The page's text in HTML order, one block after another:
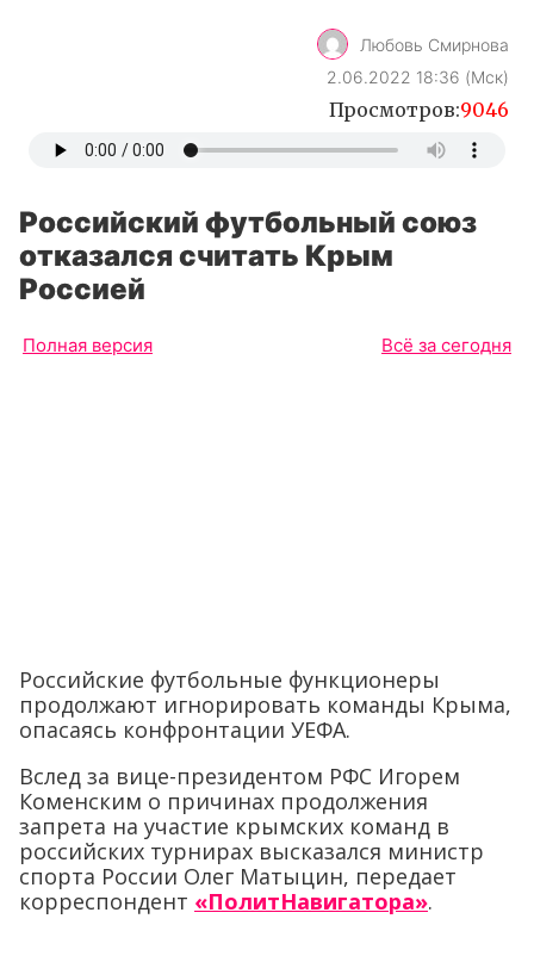
Любовь Смирнова
2.06.2022 18:36 (Мск)
Просмотров:9046
Российский футбольный союз
отказался считать Крым
Россией
Полная версия Всё за сегодня
Российские футбольные функционеры
продолжают игнорировать команды Крыма,
опасаясь конфронтации УЕФА.
Вслед за вице-президентом РФС Игорем
Коменским о причинах продолжения
запрета на участие крымских команд в
российских турнирах высказался министр
спорта России Олег Матыцин, передает
корреспондент «ПолитНавигатора».